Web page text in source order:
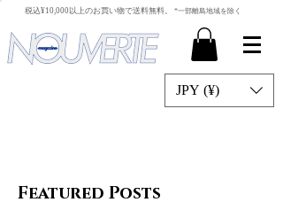
​税込¥10,000以上のお買い物で送料無料。 *一部離島地域を除く
JPY (¥)
Featured Posts